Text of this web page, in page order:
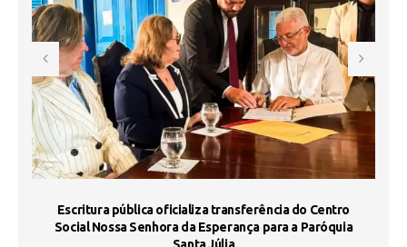
Escritura pública oficializa transferência do Centro
Social Nossa Senhora da Esperança para a Paróquia